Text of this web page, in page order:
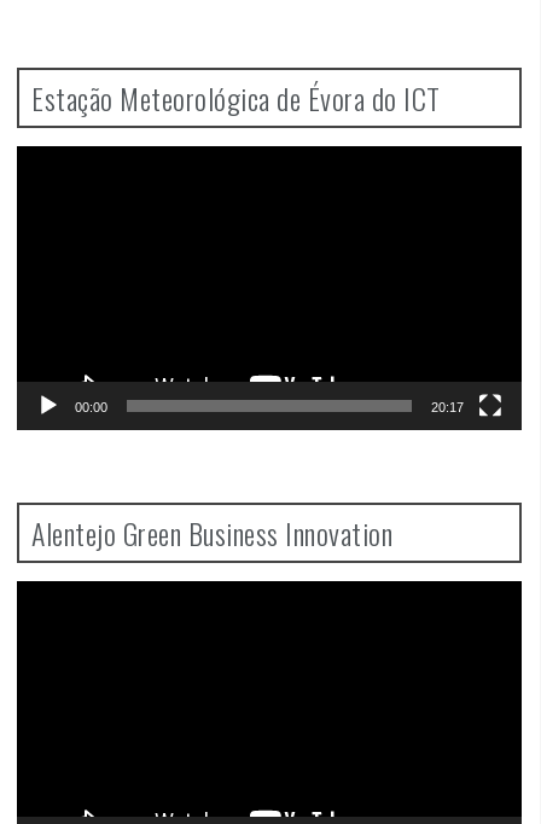
Estação Meteorológica de Évora do ICT
00:00 20:17
Alentejo Green Business Innovation